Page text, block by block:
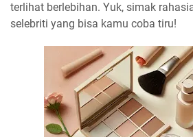
terlihat berlebihan. Yuk, simak
selebriti yang bisa kamu coba tiru!